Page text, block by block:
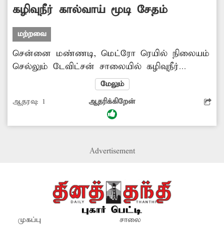
அப்பகுதி பொதுமக்கள் மற்றும் வாகன ஓட்டிகள்
கோரிக்கை வைத்துள்ளனர்.
கழிவுநீர் கால்வாய் மூடி சேதம்
மற்றவை
சென்னை மண்ணடி, மெட்ரோ ரெயில் நிலையம்
செல்லும் டேவிட்சன் சாலையில் கழிவுநீர்
கால்வாய் மூடி சேதமடைந்துள்ளது. எனவே,
சாலையில் செல்லும் வாகனங்கள் விபத்தில்
சிக்கும் நிலை ஏற்படுகிறது. மேலும், அதிக
அளவு தூர்நாற்றம் வீசுகிறது. இதனால் நோய்
சம்பந்தப்பட்ட அதிகாரிகளுக்கு தகவல்
அதிகாரிகள் உரிய நடவடிக்கை எடுக்க
வேண்டும்.
மேலும்
ஆதரவு: 1 ஆதரிக்கிறேன்
Advertisement
முகப்பு சாலை